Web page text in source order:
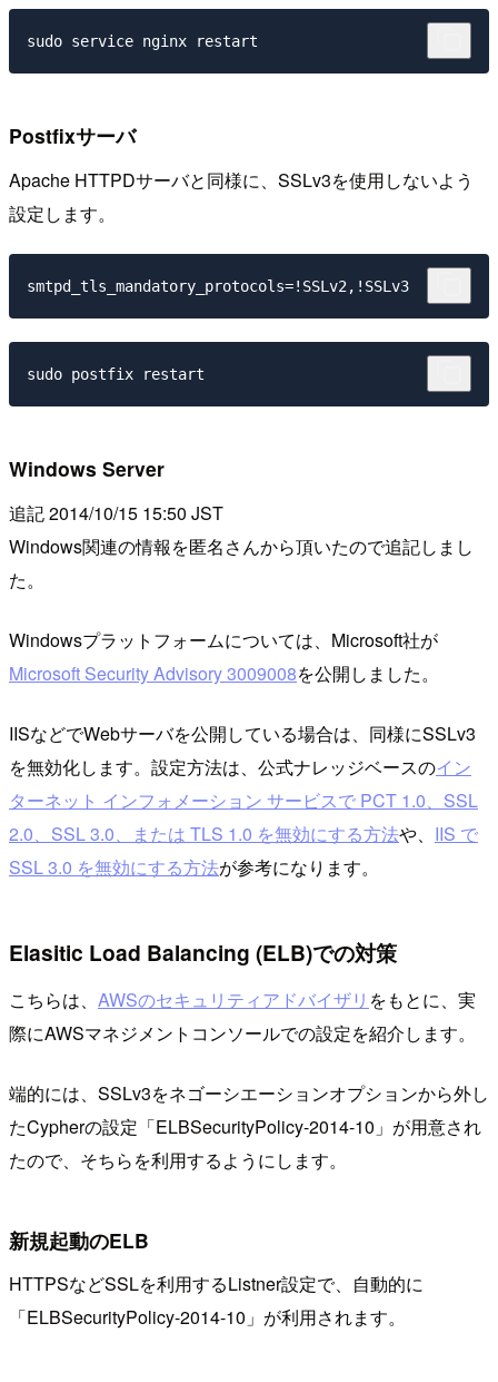
Postfixサーバ
Apache HTTPDサーバと同様に、SSLv3を使用しないよう
設定します。
Windows Server
追記 2014/10/15 15:50 JST
Windows関連の情報を匿名さんから頂いたので追記しまし
た。
Windowsプラットフォームについては、Microsoft社が
Microsoft Security Advisory 3009008を公開しました。
IISなどでWebサーバを公開している場合は、同様にSSLv3
を無効化します。設定方法は、公式ナレッジベースのイン
ターネット インフォメーション サービスで PCT 1.0、SSL
2.0、SSL 3.0、または TLS 1.0 を無効にする方法や、 IIS で
SSL 3.0 を無効にする方法が参考になります。
Elasitic Load Balancing (ELB)での対策
こちらは、 AWSのセキュリティアドバイザリ をもとに、実
際にAWSマネジメントコンソールでの設定を紹介します。
端的には、SSLv3をネゴーシエーションオプションから外し
たCypherの設定「ELBSecurityPolicy-2014-10」が用意され
たので、そちらを利用するようにします。
新規起動のELB
HTTPSなどSSLを利用するListner設定で、自動的に
「ELBSecurityPolicy-2014-10」が利用されます。